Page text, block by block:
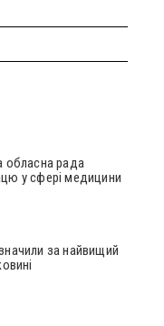
обласна рада
у сфері медицини
за найвищий